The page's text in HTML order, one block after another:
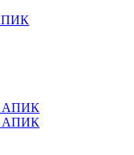
АПИК
АПИК